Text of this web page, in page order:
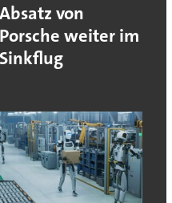
Absatz von
Porsche weiter im
Sinkflug